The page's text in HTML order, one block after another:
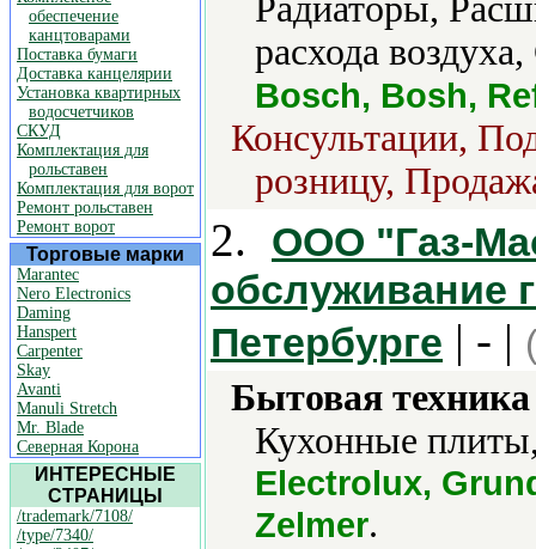
обеспечение
канцтоварами
Поставка бумаги
Доставка канцелярии
Установка квартирных
водосчетчиков
СКУД
Комплектация для
рольставен
Комплектация для ворот
Ремонт рольставен
Ремонт ворот
Торговые марки
Marantec
Nero Electronics
Daming
Hanspert
Carpenter
Skay
Avanti
Manuli Stretch
Mr. Blade
Северная Корона
ИНТЕРЕСНЫЕ
СТРАНИЦЫ
/trademark/7108/
/type/7340/
Радиаторы,
расхода
Bosch, Bosh,
Консультации,
розницу,
2.
ООО "Газ-
обслуживание
Петербурге | - |
Бытовая
Кухонные
Electrolux,
Zelmer.